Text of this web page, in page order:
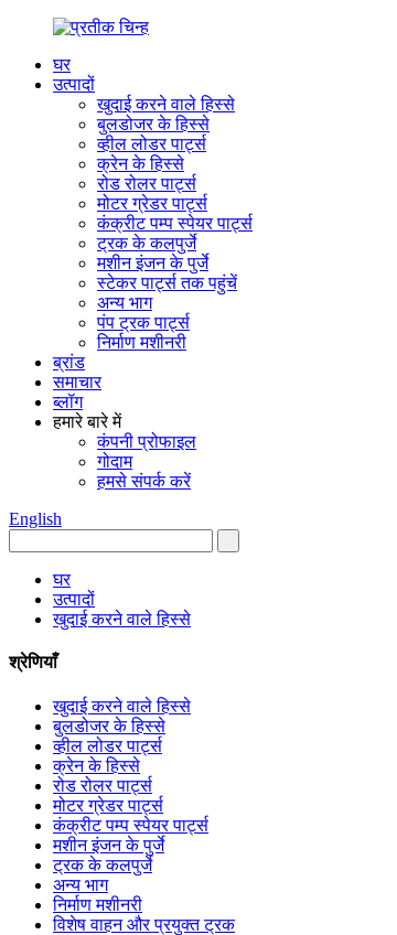
घर
उत्पादों
खुदाई करने वाले हिस्से
बुलडोजर के हिस्से
व्हील लोडर पार्ट्स
क्रेन के हिस्से
रोड रोलर पार्ट्स
मोटर ग्रेडर पार्ट्स
कंक्रीट पम्प स्पेयर पार्ट्स
ट्रक के कलपुर्जे
मशीन इंजन के पुर्जे
स्टेकर पार्ट्स तक पहुंचें
अन्य भाग
पंप ट्रक पार्ट्स
निर्माण मशीनरी
ब्रांड
समाचार
ब्लॉग
हमारे बारे में
कंपनी प्रोफाइल
गोदाम
हमसे संपर्क करें
English
घर
उत्पादों
खुदाई करने वाले हिस्से
श्रेणियाँ
खुदाई करने वाले हिस्से
बुलडोजर के हिस्से
व्हील लोडर पार्ट्स
क्रेन के हिस्से
रोड रोलर पार्ट्स
मोटर ग्रेडर पार्ट्स
कंक्रीट पम्प स्पेयर पार्ट्स
मशीन इंजन के पुर्जे
ट्रक के कलपुर्जे
अन्य भाग
निर्माण मशीनरी
विशेष वाहन और प्रयुक्त ट्रक